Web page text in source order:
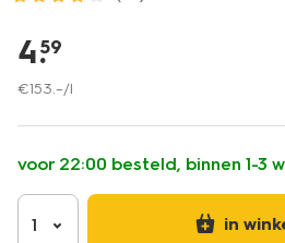
gezond/make-
up/foundation/foundation-
natural-
02-
4.
59
€153.–/l
voor 22:00 besteld, binnen 1-3
1 in